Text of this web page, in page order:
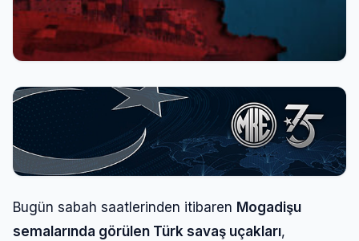
Bugün sabah saatlerinden itibaren Mogadişu
semalarında görülen Türk savaş uçakları,